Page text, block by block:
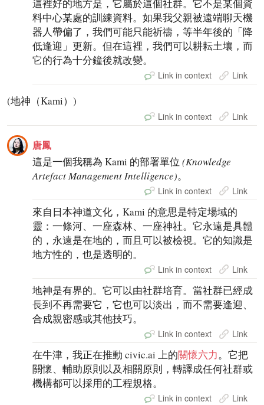
這裡好的地方是，它屬於這個社群。它不是某個資
料中心某處的訓練資料。如果我父親被遠端聊天機
器人帶偏了，我們可能只能祈禱，等半年後的「降
低逢迎」更新。但在這裡，我們可以耕耘土壤，而
它的行為十分鐘後就改變。
Link in context Link
(地神（Kami）)
Link in context Link
唐鳳
這是一個我稱為 Kami 的部署單位(Knowledge
Artefact Management Intelligence)。
Link in context Link
來自日本神道文化，Kami 的意思是特定場域的
靈：一條河、一座森林、一座神社。它永遠是具體
的，永遠是在地的，而且可以被檢視。它的知識是
地方性的，也是透明的。
Link in context Link
地神是有界的。它可以由社群培育。當社群已經成
長到不再需要它，它也可以淡出，而不需要逢迎、
合成親密感或其他技巧。
Link in context Link
在牛津，我正在推動 civic.ai 上的關懷六力。它把
關懷、輔助原則以及相關原則，轉譯成任何社群或
機構都可以採用的工程規格。
Link in context Link